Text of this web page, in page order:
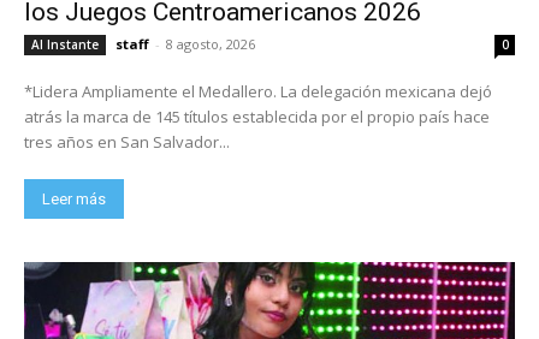
los Juegos Centroamericanos 2026
Al Instante staff - 8 agosto, 2026 0
*Lidera Ampliamente el Medallero. La delegación mexicana dejó
atrás la marca de 145 títulos establecida por el propio país hace
tres años en San Salvador...
Leer más